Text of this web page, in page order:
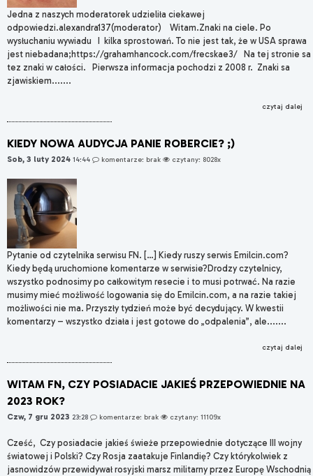
Jedna z naszych moderatorek udzieliła ciekawej
odpowiedzi.alexandra137(moderator) Witam.Znaki na ciele. Po
wysłuchaniu wywiadu ​I kilka sprostowań. To nie jest tak, że w USA sprawa
jest niebadana;https://grahamhancock.com/frecskae3/ Na tej stronie sa
tez znaki w całości. Pierwsza informacja pochodzi z 2008 r. Znaki sa
zjawiskiem.......
czytaj dalej
KIEDY NOWA AUDYCJA PANIE ROBERCIE? ;)
Sob, 3 luty 2024 14:44 komentarze: brak czytany: 8028x
Pytanie od czytelnika serwisu FN. […] Kiedy ruszy serwis Emilcin.com?
Kiedy będą uruchomione komentarze w serwisie?Drodzy czytelnicy,
wszystko podnosimy po całkowitym resecie i to musi potrwać. Na razie
musimy mieć możliwość logowania się do Emilcin.com, a na razie takiej
możliwości nie ma. Przyszły tydzień może być decydujący. W kwestii
komentarzy – wszystko działa i jest gotowe do „odpalenia”, ale.......
czytaj dalej
WITAM FN, CZY POSIADACIE JAKIEŚ PRZEPOWIEDNIE NA
2023 ROK?
Czw, 7 gru 2023 23:28 komentarze: brak czytany: 11109x
Cześć, Czy posiadacie jakieś świeże przepowiednie dotyczące III wojny
światowej i Polski? Czy Rosja zaatakuje Finlandię? Czy którykolwiek z
jasnowidzów przewidywał rosyjski marsz militarny przez Europę Wschodnią